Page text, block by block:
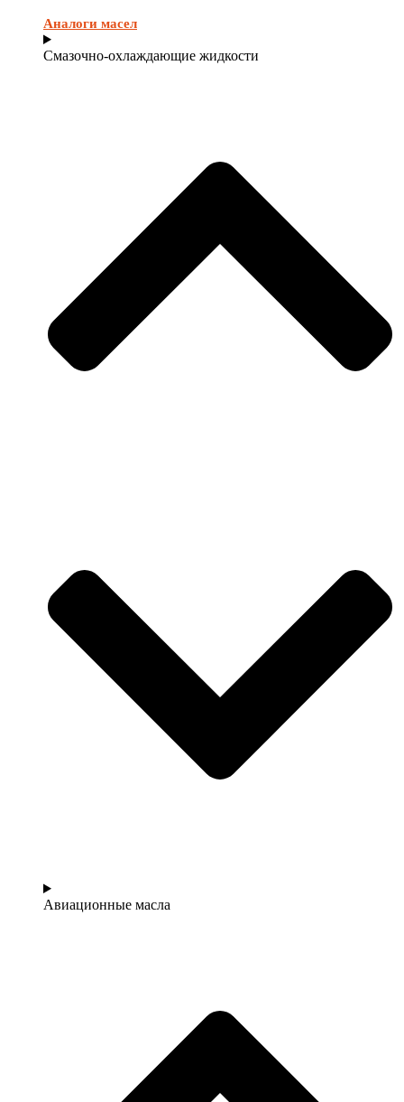
Аналоги масел
Смазочно-охлаждающие жидкости
Авиационные масла